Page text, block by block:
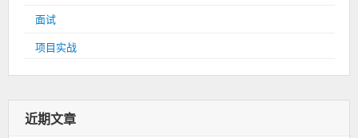
面试
项目实战
近期文章